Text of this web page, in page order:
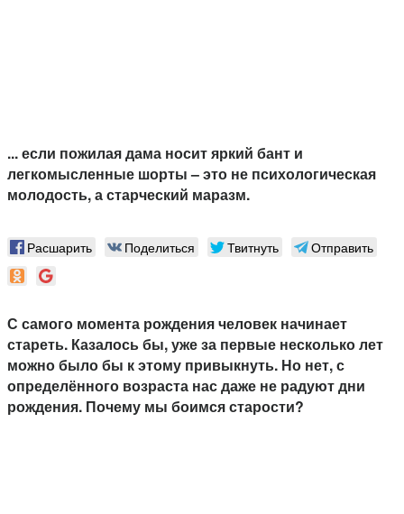
... если пожилая дама носит яркий бант и
легкомысленные шорты – это не психологическая
молодость, а старческий маразм.
Расшарить Поделиться Твитнуть Отправить
С самого момента рождения человек начинает
стареть. Казалось бы, уже за первые несколько лет
можно было бы к этому привыкнуть. Но нет, с
определённого возраста нас даже не радуют дни
рождения. Почему мы боимся старости?